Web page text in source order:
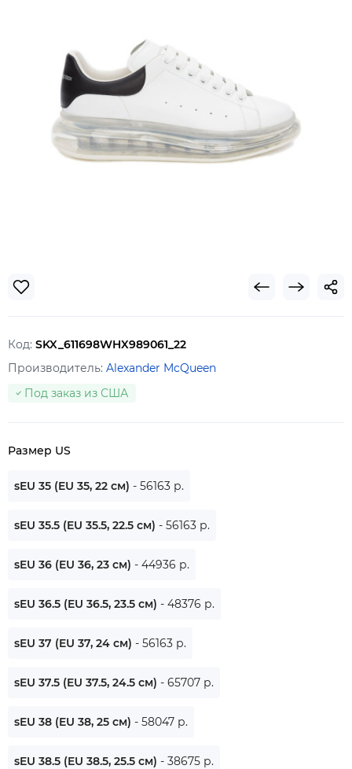
Код: SKX_611698WHX989061_22
Производитель: Alexander McQueen
Под заказ из США
Размер US
sEU 35 (EU 35, 22 см) - 56163 р.
sEU 35.5 (EU 35.5, 22.5 см) - 56163 р.
sEU 36 (EU 36, 23 см) - 44936 р.
sEU 36.5 (EU 36.5, 23.5 см) - 48376 р.
sEU 37 (EU 37, 24 см) - 56163 р.
sEU 37.5 (EU 37.5, 24.5 см) - 65707 р.
sEU 38 (EU 38, 25 см) - 58047 р.
sEU 38.5 (EU 38.5, 25.5 см) - 38675 р.